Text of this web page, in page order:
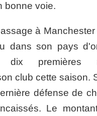
bonne voie.
à Manchester
dans son pays
premières
club cette saison.
défense de
Le